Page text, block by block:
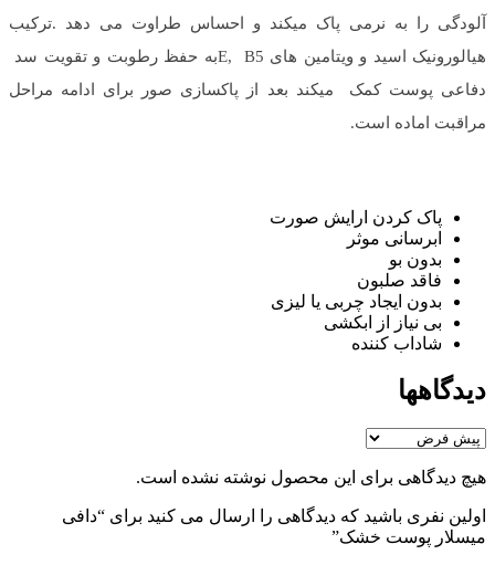
آلودگی را به نرمی پاک میکند و احساس طراوت می دهد .ترکیب
هیالورونیک اسید و ویتامین های E, B5به حفظ رطوبت و تقویت سد
دفاعی پوست کمک میکند بعد از پاکسازی صور برای ادامه مراحل
مراقبت اماده است.
پاک کردن ارایش صورت
ابرسانی موثر
بدون بو
فاقد صلبون
بدون ایجاد چربی یا لیزی
بی نیاز از ابکشی
شاداب کننده
دیدگاهها
هیچ دیدگاهی برای این محصول نوشته نشده است.
اولین نفری باشید که دیدگاهی را ارسال می کنید برای “دافی
میسلار پوست خشک”